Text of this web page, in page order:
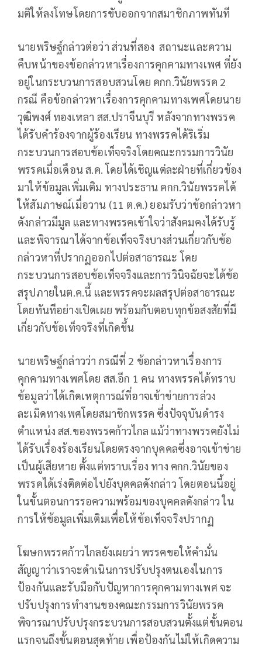
มติให้ลงโทษโดยการขับออกจากสมาชิกภาพทันที
นายพริษฐ์กล่าวต่อว่า ส่วนที่สอง สถานะและความ
คืบหน้าของข้อกล่าวหาเรื่องการคุกคามทางเพศ ที่ยัง
อยู่ในกระบวนการสอบสวนโดย คกก.วินัยพรรค 2
กรณี คือข้อกล่าวหาเรื่องการคุกคามทางเพศโดยนาย
วุฒิพงศ์ ทองเหลา สส.ปราจีนบุรี หลังจากทางพรรค
ได้รับคำร้องจากผู้ร้องเรียน ทางพรรคได้ริเริ่ม
กระบวนการสอบข้อเท็จจริงโดยคณะกรรมการวินัย
พรรคเมื่อเดือน ส.ค. โดยได้เชิญแต่ละฝ่ายที่เกี่ยวข้อง
มาให้ข้อมูลเพิ่มเติม ทางประธาน คกก.วินัยพรรคได้
ให้สัมภาษณ์เมื่อวาน (11 ต.ค.) ยอมรับว่าข้อกล่าวหา
ดังกล่าวมีมูล และทางพรรคเข้าใจว่าสังคมคงได้รับรู้
และพิจารณาได้จากข้อเท็จจริงบางส่วนเกี่ยวกับข้อ
กล่าวหาที่ปรากฏออกไปต่อสาธารณะ โดย
กระบวนการสอบข้อเท็จจริงและการวินิจฉัยจะได้ข้อ
สรุปภายในต.ค.นี้ และพรรคจะผลสรุปต่อสาธารณะ
โดยทันทีอย่างเปิดเผย พร้อมกับตอบทุกข้อสงสัยที่มี
เกี่ยวกับข้อเท็จจริงที่เกิดขึ้น
นายพริษฐ์กล่าวว่า กรณีที่ 2 ข้อกล่าวหาเรื่องการ
คุกคามทางเพศโดย สส.อีก 1 คน ทางพรรคได้ทราบ
ข้อมูลว่าได้เกิดเหตุการณ์ที่อาจเข้าข่ายการล่วง
ละเมิดทางเพศโดยสมาชิกพรรค ซึ่งปัจจุบันดำรง
ตำแหน่ง สส.ของพรรคก้าวไกล แม้ว่าทางพรรคยังไม่
ได้รับเรื่องร้องเรียนโดยตรงจากบุคคลซึ่งอาจเข้าข่าย
เป็นผู้เสียหาย ตั้งแต่ทราบเรื่อง ทาง คกก.วินัยของ
พรรคได้เร่งติดต่อไปยังบุคคลดังกล่าว โดยตอนนี้อยู่
ในขั้นตอนการรอความพร้อมของบุคคลดังกล่าว ใน
การให้ข้อมูลเพิ่มเติมเพื่อให้ข้อเท็จจริงปรากฏ
โฆษกพรรคก้าวไกลยังเผยว่า พรรคขอให้คำมั่น
สัญญาว่าเราจะดำเนินการปรับปรุงตนเองในการ
ป้องกันและรับมือกับปัญหาการคุกคามทางเพศ จะ
ปรับปรุงการทำงานของคณะกรรมการวินัยพรรค
พิจารณาปรับปรุงกระบวนการสอบสวนตั้งแต่ขั้นตอน
แรกจนถึงขั้นตอนสุดท้าย เพื่อป้องกันไม่ให้เกิดความ